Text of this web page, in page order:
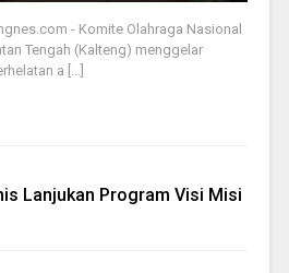
- Komite Olahraga Nasional
Tengah (Kalteng) menggelar
a [...]
Lanjukan Program Visi Misi